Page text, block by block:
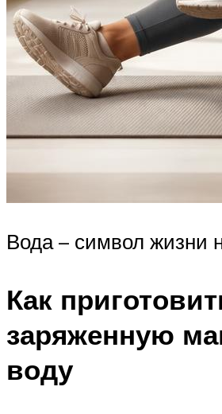
Вода – символ жизни
Как
заряженную
воду